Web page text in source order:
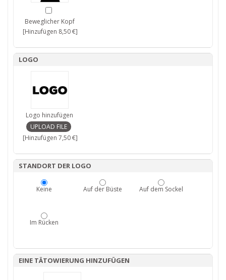
Beweglicher Kopf
[Hinzufügen 8,50 €]
LOGO
Logo hinzufügen
[Hinzufügen 7,50 €]
STANDORT DER LOGO
Keine Auf der Büste Auf dem Sockel
Im Rücken
EINE TÄTOWIERUNG HINZUFÜGEN